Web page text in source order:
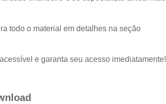
todo o material em detalhes na seção
e garanta seu acesso imediatamente!